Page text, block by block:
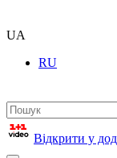
UA
RU
Відкрити у